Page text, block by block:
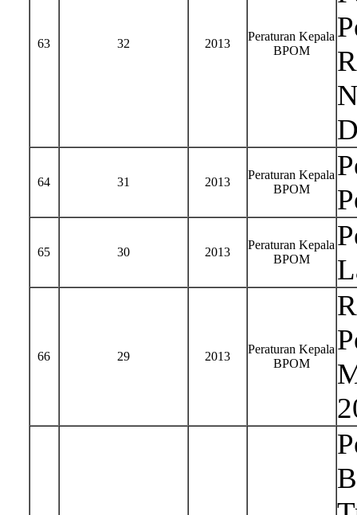
63 32 2013
Peraturan Kepala
BPOM
64 31 2013
Peraturan Kepala
BPOM
65 30 2013
Peraturan Kepala
BPOM
66 29 2013
Peraturan Kepala
BPOM